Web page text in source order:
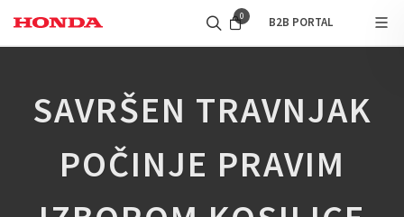
0 B2B PORTAL
SAVRŠEN TRAVNJAK
POČINJE PRAVIM